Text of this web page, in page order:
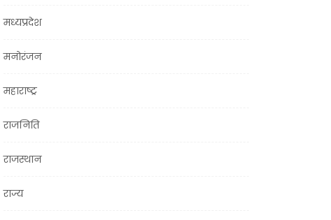
मध्यप्रदेश
मनोरंजन
महाराष्ट्र
राजनिति
राजस्थान
राज्य